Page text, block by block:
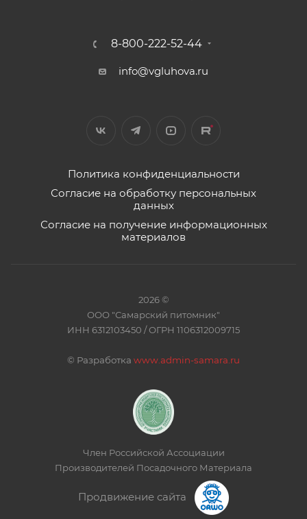
8-800-222-52-44
info@vgluhova.ru
Политика конфиденциальности
Согласие на обработку персональных
данных
Согласие на получение информационных
материалов
2026 ©
ООО "Самарский питомник"
ИНН 6312103450 / ОГРН 1106312009715
© Разработка www.admin-samara.ru
Член Российской Ассоциации
Производителей Посадочного Материала
Продвижение сайта